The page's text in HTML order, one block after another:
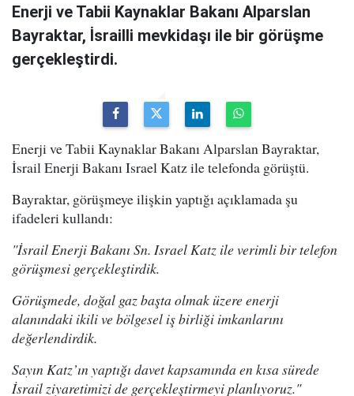
Enerji ve Tabii Kaynaklar Bakanı Alparslan
Bayraktar, İsrailli mevkidaşı ile bir görüşme
gerçekleştirdi.
Enerji ve Tabii Kaynaklar Bakanı Alparslan Bayraktar,
İsrail Enerji Bakanı Israel Katz ile telefonda görüştü.
Bayraktar, görüşmeye ilişkin yaptığı açıklamada şu
ifadeleri kullandı:
"İsrail Enerji Bakanı Sn. Israel Katz ile verimli bir telefon
görüşmesi gerçekleştirdik.
Görüşmede, doğal gaz başta olmak üzere enerji
alanındaki ikili ve bölgesel iş birliği imkanlarını
değerlendirdik.
Sayın Katz’ın yaptığı davet kapsamında en kısa sürede
İsrail ziyaretimizi de gerçekleştirmeyi planlıyoruz."